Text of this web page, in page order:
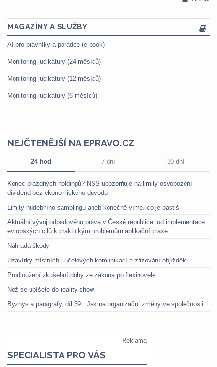
MAGAZÍNY A SLUŽBY
AI pro právníky a poradce (e-book)
Monitoring judikatury (24 měsíců)
Monitoring judikatury (12 měsíců)
Monitoring judikatury (6 měsíců)
NEJČTENĚJŠÍ NA EPRAVO.CZ
24 hod 7 dní 30 dní
Konec prázdných holdingů? NSS upozorňuje na limity osvobození
dividend bez ekonomického důvodu
Limity hudebního samplingu aneb konečně víme, co je pastiš
Aktuální vývoj odpadového práva v České republice: od implementace
evropských cílů k praktickým problémům aplikační praxe
Náhrada škody
Uzavírky místních i účelových komunikací a zřizování objížděk
Prodloužení zkušební doby ze zákona po flexinovele
Než se upíšete do reality show
Byznys a paragrafy, díl 39.: Jak na organizační změny ve společnosti